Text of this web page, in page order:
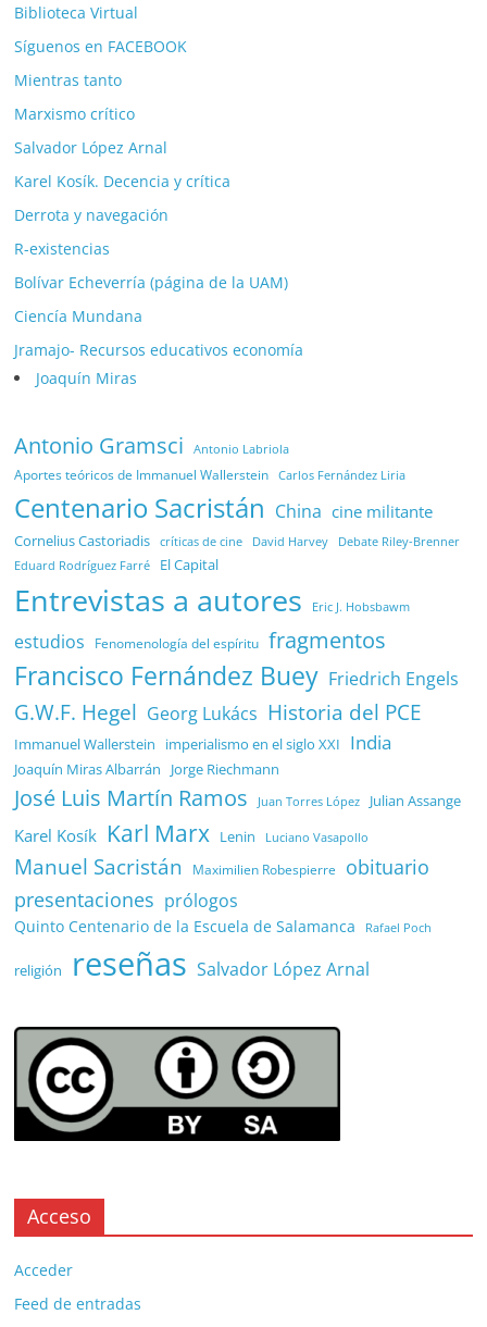
Biblioteca Virtual
Síguenos en FACEBOOK
Mientras tanto
Marxismo crítico
Salvador López Arnal
Karel Kosík. Decencia y crítica
Derrota y navegación
R-existencias
Bolívar Echeverría (página de la UAM)
Ciencía Mundana
Jramajo- Recursos educativos economía
Joaquín Miras
Antonio Gramsci Antonio Labriola
Aportes teóricos de Immanuel Wallerstein Carlos Fernández Liria
Centenario Sacristán China cine militante
Cornelius Castoriadis críticas de cine David Harvey Debate Riley-Brenner
Eduard Rodríguez Farré El Capital
Entrevistas a autores Eric J. Hobsbawm
estudios Fenomenología del espíritu fragmentos
Francisco Fernández Buey Friedrich Engels
G.W.F. Hegel Georg Lukács Historia del PCE
Immanuel Wallerstein imperialismo en el siglo XXI India
Joaquín Miras Albarrán Jorge Riechmann
José Luis Martín Ramos Juan Torres López Julian Assange
Karel Kosík Karl Marx Lenin Luciano Vasapollo
Manuel Sacristán Maximilien Robespierre
obituario
presentaciones prólogos
Quinto Centenario de la Escuela de Salamanca Rafael Poch
religión reseñas Salvador López Arnal
Acceso
Acceder
Feed de entradas